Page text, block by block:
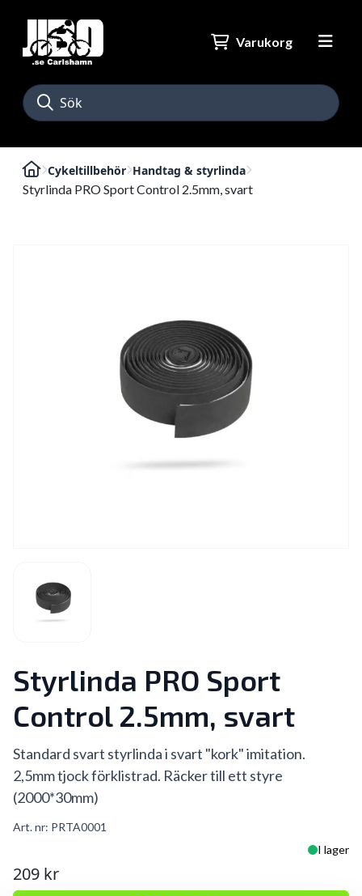
Varukorg
Cykeltillbehör Handtag & styrlinda
Styrlinda PRO Sport Control 2.5mm, svart
Styrlinda PRO Sport
Control 2.5mm, svart
Standard svart styrlinda i svart "kork" imitation.
2,5mm tjock förklistrad. Räcker till ett styre
(2000*30mm)
Art. nr: PRTA0001
I lager
209 kr